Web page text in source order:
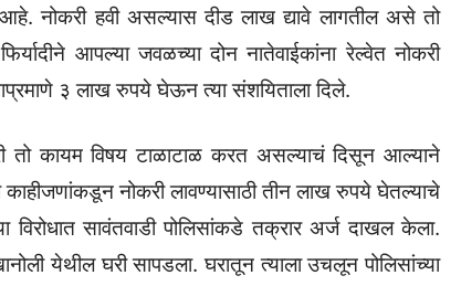
नोकरी हवी असल्यास दीड लाख द्यावे लागतील असे तो
आपल्या जवळच्या दोन नातेवाईकांना रेल्वेत नोकरी
३ लाख रुपये घेऊन त्या संशयिताला दिले.
कायम विषय टाळाटाळ करत असल्याचं दिसून आल्याने
काहीजणांकडून नोकरी लावण्यासाठी तीन लाख रुपये घेतल्याचे
विरोधात सावंतवाडी पोलिसांकडे तक्रार अर्ज दाखल केला.
येथील घरी सापडला. घरातून त्याला उचलून पोलिसांच्या